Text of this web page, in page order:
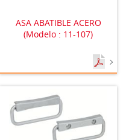
ASA ABATIBLE ACERO
(Modelo : 11-107)